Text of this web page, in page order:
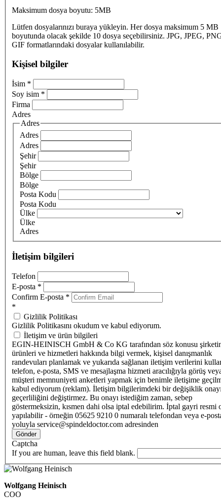
Maksimum dosya boyutu: 5MB
Lütfen dosyalarınızı buraya yükleyin. Her dosya maksimum 5 MB
boyutunda olacak şekilde 10 dosya seçebilirsiniz. JPG, JPEG,
GIF formatlarındaki dosyalar kullanılabilir.
Kişisel bilgiler
İsim *
Soy isim *
Firma
Adres
Adres
Adres
Adres
Şehir
Şehir
Bölge
Bölge
Posta Kodu
Posta Kodu
Ülke
Ülke
Adres
İletişim bilgileri
Telefon
E-posta *
Confirm E-posta *
*
Gizlilik Politikası
Gizlilik Politikasını okudum ve kabul ediyorum.
İletişim ve ürün bilgileri
EGIN-HEINISCH GmbH & Co KG tarafından söz konusu
ürünleri ve hizmetleri hakkında bilgi vermek, kişisel danışmanlık
randevuları planlamak ve yukarıda sağlanan iletişim verilerini
telefon, e-posta, SMS ve mesajlaşma hizmeti aracılığıyla görüş
müşteri memnuniyeti anketleri yapmak için benimle iletişime
kabul ediyorum (reklam). İletişim bilgilerimdeki bir değişiklik
geçerliliğini değiştirmez. Bu onayı istediğim zaman, sebep
göstermeksizin, kısmen dahi olsa iptal edebilirim. İptal gayri resmi
yapılabilir - örneğin 05625 9210 0 numaralı telefondan veya e-
yoluyla service@spindeldoctor.com adresinden
Gönder
Captcha
If you are human, leave this field blank.
Wolfgang Heinisch
COO